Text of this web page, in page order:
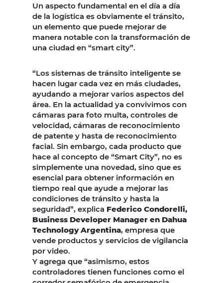
Un aspecto fundamental en el día a día
de la logística es obviamente el tránsito,
un elemento que puede mejorar de
manera notable con la transformación de
una ciudad en “smart city”.
“Los sistemas de tránsito inteligente se
hacen lugar cada vez en más ciudades,
ayudando a mejorar varios aspectos del
área. En la actualidad ya convivimos con
cámaras para foto multa, controles de
velocidad, cámaras de reconocimiento
de patente y hasta de reconocimiento
facial. Sin embargo, cada producto que
hace al concepto de “Smart City”, no es
simplemente una novedad, sino que es
esencial para obtener información en
tiempo real que ayude a mejorar las
condiciones de tránsito y hasta la
seguridad”, explica Federico Condorelli,
Business Developer Manager en Dahua
Technology Argentina, empresa que
vende productos y servicios de vigilancia
por video.
Y agrega que “asimismo, estos
controladores tienen funciones como el